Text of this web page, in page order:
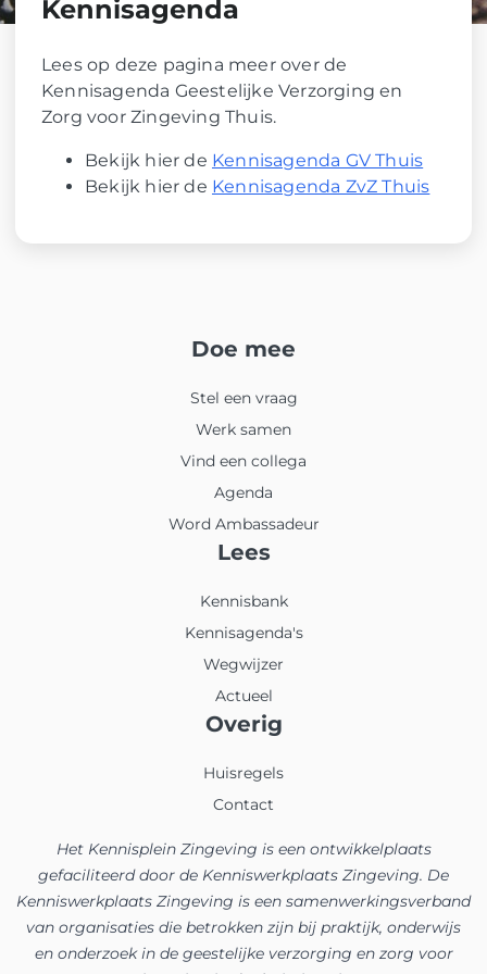
Kennisagenda
Lees op deze pagina meer over de
Kennisagenda Geestelijke Verzorging en
Zorg voor Zingeving Thuis.
Bekijk hier de Kennisagenda GV Thuis
Bekijk hier de Kennisagenda ZvZ Thuis
Doe mee
Stel een vraag
Werk samen
Vind een collega
Agenda
Word Ambassadeur
Lees
Kennisbank
Kennisagenda's
Wegwijzer
Actueel
Overig
Huisregels
Contact
Het Kennisplein Zingeving is een ontwikkelplaats
gefaciliteerd door de Kenniswerkplaats Zingeving. De
Kenniswerkplaats Zingeving is een samenwerkingsverband
van organisaties die betrokken zijn bij praktijk, onderwijs
en onderzoek in de geestelijke verzorging en zorg voor